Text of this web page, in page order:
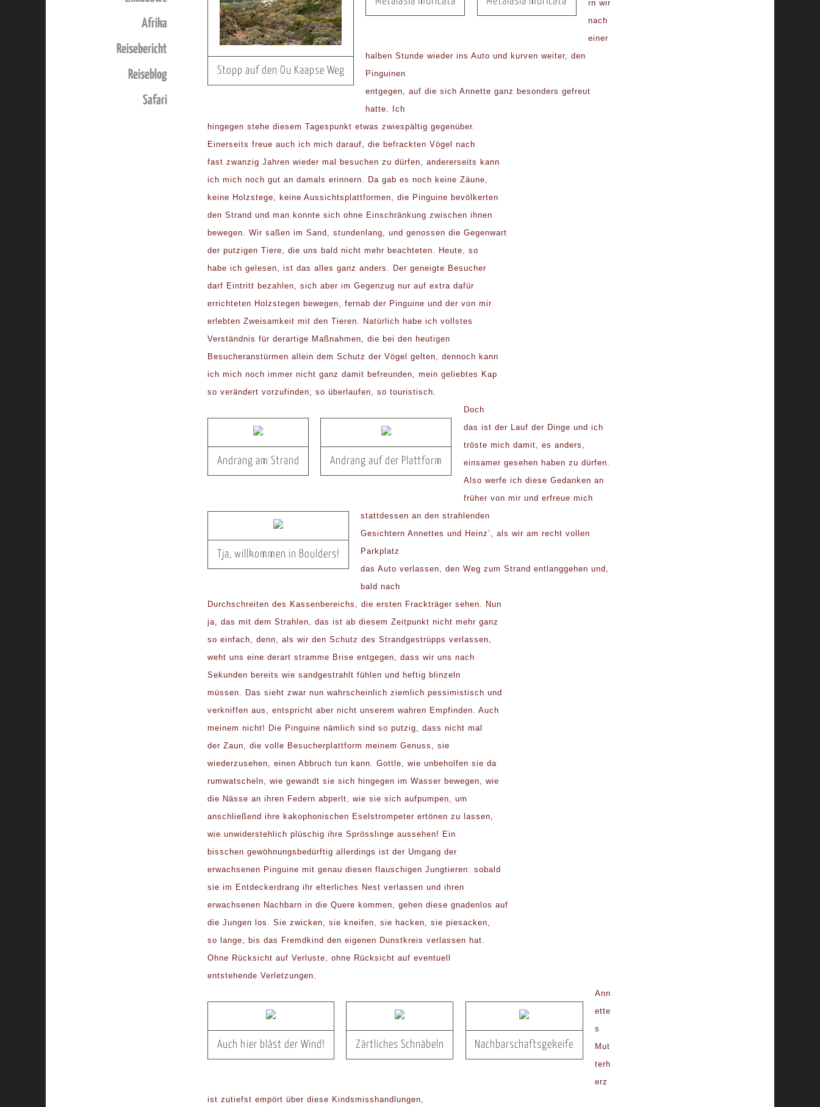
Stopp auf den Ou Kaapse Weg
rn wir
nach
einer
halben Stunde wieder ins Auto und kurven weiter, den
Pinguinen
entgegen, auf die sich Annette ganz besonders gefreut
hatte. Ich
hingegen stehe diesem Tagespunkt etwas zwiespältig gegenüber.
Einerseits freue auch ich mich darauf, die befrackten Vögel nach
fast zwanzig Jahren wieder mal besuchen zu dürfen, andererseits kann
ich mich noch gut an damals erinnern. Da gab es noch keine Zäune,
keine Holzstege, keine Aussichtsplattformen, die Pinguine bevölkerten
den Strand und man konnte sich ohne Einschränkung zwischen ihnen
bewegen. Wir saßen im Sand, stundenlang, und genossen die Gegenwart
der putzigen Tiere, die uns bald nicht mehr beachteten. Heute, so
habe ich gelesen, ist das alles ganz anders. Der geneigte Besucher
darf Eintritt bezahlen, sich aber im Gegenzug nur auf extra dafür
errichteten Holzstegen bewegen, fernab der Pinguine und der von mir
erlebten Zweisamkeit mit den Tieren. Natürlich habe ich vollstes
Verständnis für derartige Maßnahmen, die bei den heutigen
Besucheranstürmen allein dem Schutz der Vögel gelten, dennoch kann
ich mich noch immer nicht ganz damit befreunden, mein geliebtes Kap
so verändert vorzufinden, so überlaufen, so touristisch.
Andrang am Strand Andrang auf der Plattform
Tja, willkommen in Boulders!
Doch
das ist der Lauf der Dinge und ich
tröste mich damit, es anders,
einsamer gesehen haben zu dürfen.
Also werfe ich diese Gedanken an
früher von mir und erfreue mich
stattdessen an den strahlenden
Gesichtern Annettes und Heinz’, als wir am recht vollen
Parkplatz
das Auto verlassen, den Weg zum Strand entlanggehen und,
bald nach
Durchschreiten des Kassenbereichs, die ersten Frackträger sehen. Nun
ja, das mit dem Strahlen, das ist ab diesem Zeitpunkt nicht mehr ganz
so einfach, denn, als wir den Schutz des Strandgestrüpps verlassen,
weht uns eine derart stramme Brise entgegen, dass wir uns nach
Sekunden bereits wie sandgestrahlt fühlen und heftig blinzeln
müssen. Das sieht zwar nun wahrscheinlich ziemlich pessimistisch und
verkniffen aus, entspricht aber nicht unserem wahren Empfinden. Auch
meinem nicht! Die Pinguine nämlich sind so putzig, dass nicht mal
der Zaun, die volle Besucherplattform meinem Genuss, sie
wiederzusehen, einen Abbruch tun kann. Gottle, wie unbeholfen sie da
rumwatscheln, wie gewandt sie sich hingegen im Wasser bewegen, wie
die Nässe an ihren Federn abperlt, wie sie sich aufpumpen, um
anschließend ihre kakophonischen Eselstrompeter ertönen zu lassen,
wie unwiderstehlich plüschig ihre Sprösslinge aussehen! Ein
bisschen gewöhnungsbedürftig allerdings ist der Umgang der
erwachsenen Pinguine mit genau diesen flauschigen Jungtieren: sobald
sie im Entdeckerdrang ihr elterliches Nest verlassen und ihren
erwachsenen Nachbarn in die Quere kommen, gehen diese gnadenlos auf
die Jungen los. Sie zwicken, sie kneifen, sie hacken, sie piesacken,
so lange, bis das Fremdkind den eigenen Dunstkreis verlassen hat.
Ohne Rücksicht auf Verluste, ohne Rücksicht auf eventuell
entstehende Verletzungen.
Auch hier bläst der Wind! Zärtliches Schnäbeln Nachbarschaftsgekeife
Ann
ette
s
Mut
terh
erz
ist zutiefst empört über diese Kindsmisshandlungen,
Afrika
Reisebericht
Reiseblog
Safari